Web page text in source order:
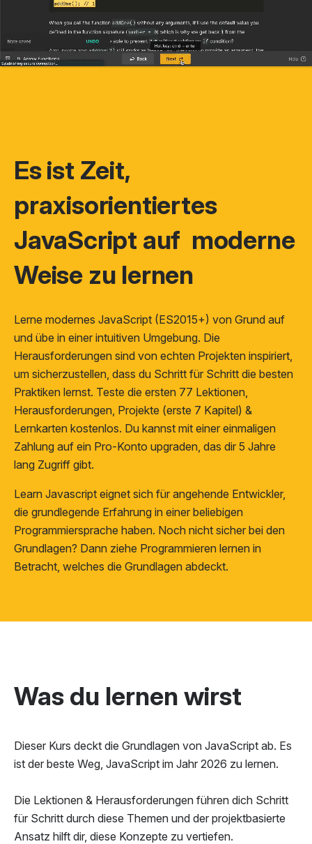
Es ist Zeit,
praxisorientiertes
JavaScript auf moderne
Weise zu lernen
Lerne modernes JavaScript (ES2015+) von Grund auf
und übe in einer intuitiven Umgebung. Die
Herausforderungen sind von echten Projekten inspiriert,
um sicherzustellen, dass du Schritt für Schritt die besten
Praktiken lernst. Teste die ersten 77 Lektionen,
Herausforderungen, Projekte (erste 7 Kapitel) &
Lernkarten kostenlos. Du kannst mit einer einmaligen
Zahlung auf ein Pro-Konto upgraden, das dir 5 Jahre
lang Zugriff gibt.
Learn Javascript eignet sich für angehende Entwickler,
die grundlegende Erfahrung in einer beliebigen
Programmiersprache haben. Noch nicht sicher bei den
Grundlagen? Dann ziehe Programmieren lernen in
Betracht, welches die Grundlagen abdeckt.
Was du lernen wirst
Dieser Kurs deckt die Grundlagen von JavaScript ab. Es
ist der beste Weg, JavaScript im Jahr 2026 zu lernen.
Die Lektionen & Herausforderungen führen dich Schritt
für Schritt durch diese Themen und der projektbasierte
Ansatz hilft dir, diese Konzepte zu vertiefen.